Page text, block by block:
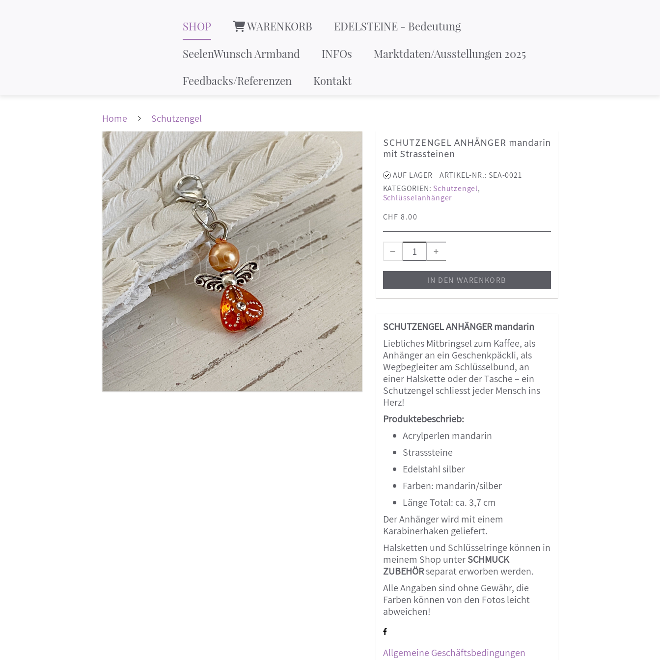
SHOP WARENKORB
EDELSTEINE - Bedeutung
SeelenWunsch Armband
INFOs
Marktdaten/Ausstellungen 2025
Feedbacks/Referenzen
Kontakt
Home Schutzengel
SCHUTZENGEL ANHÄNGER mandarin
mit Strassteinen
AUF LAGER
ARTIKEL-NR.: SEA-0021
KATEGORIEN: Schutzengel,
Schlüsselanhänger
CHF 8.00
IN DEN WARENKORB
SCHUTZENGEL ANHÄNGER mandarin
Liebliches Mitbringsel zum Kaffee, als
Anhänger an ein Geschenkpäckli, als
Wegbegleiter am Schlüsselbund, an
einer Halskette oder der Tasche – ein
Schutzengel schliesst jeder Mensch ins
Herz!
Produktebeschrieb:
Acrylperlen mandarin
Strasssteine
Edelstahl silber
Farben: mandarin/silber
Länge Total: ca. 3,7 cm
Der Anhänger wird mit einem
Karabinerhaken geliefert.
Halsketten und Schlüsselringe können in
meinem Shop unterSCHMUCK
ZUBEHÖRseparat erworben werden.
Alle Angaben sind ohne Gewähr, die
Farben können von den Fotos leicht
abweichen!
Allgemeine Geschäftsbedingungen